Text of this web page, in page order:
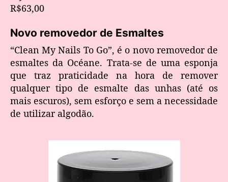
R$63,00
Novo removedor de Esmaltes
“Clean My Nails To Go”, é o novo removedor de
esmaltes da Océane. Trata-se de uma esponja
que traz praticidade na hora de remover
qualquer tipo de esmalte das unhas (até os
mais escuros), sem esforço e sem a necessidade
de utilizar algodão.